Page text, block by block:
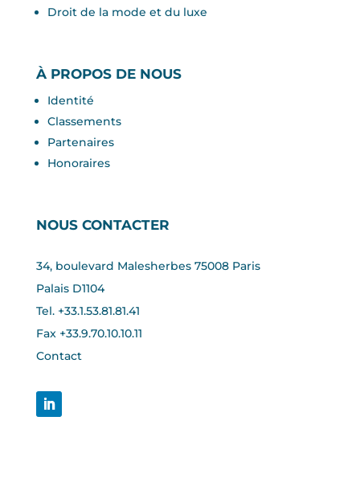
Droit de la mode et du luxe
À PROPOS DE NOUS
Identité
Classements
Partenaires
Honoraires
NOUS CONTACTER
34, boulevard Malesherbes 75008 Paris
Palais D1104
Tel. +33.1.53.81.81.41
Fax +33.9.70.10.10.11
Contact